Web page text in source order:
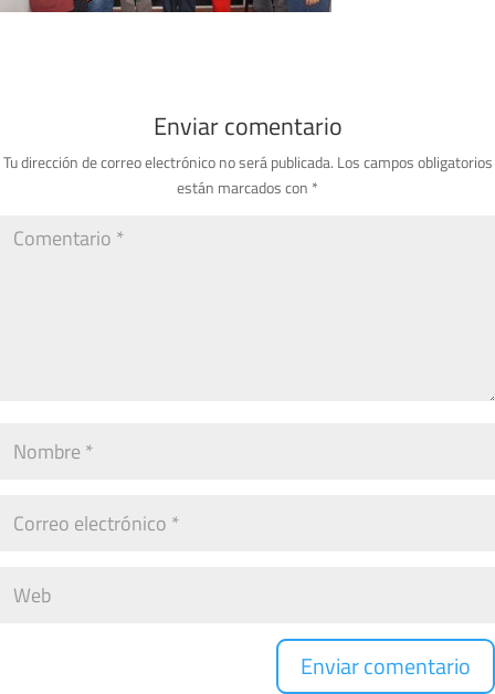
Enviar comentario
Tu dirección de correo electrónico no será publicada. Los campos obligatorios
están marcados con *